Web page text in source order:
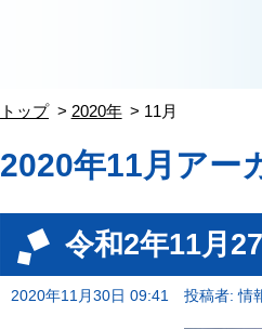
トップ 2020年 11月
2020年11月アー
令和2年11月
2020年11月30日 09:41 投稿者: 情